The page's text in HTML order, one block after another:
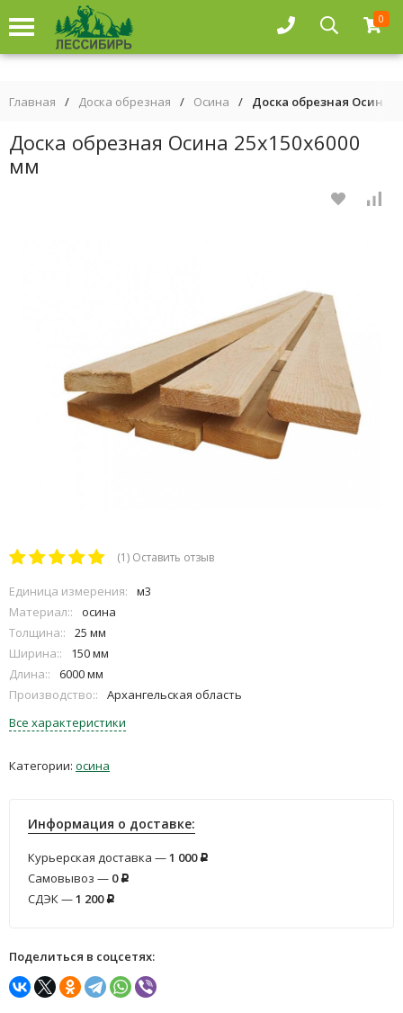
0
Главная / Доска обрезная / Осина / Доска обрезная Осина
Доска обрезная Осина 25х150х6000
мм
(1) Оставить отзыв
Единица измерения:
м3
Материал::
осина
Толщина::
25 мм
Ширина::
150 мм
Длина::
6000 мм
Производство::
Архангельская область
Все характеристики
Категории: осина
Информация о доставке:
Курьерская доставка —1 000 Р
Самовывоз — 0 Р
СДЭК —1 200 Р
Поделиться в соцсетях: